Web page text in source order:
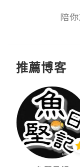
陪
推薦博客